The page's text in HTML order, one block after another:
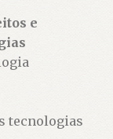
e
tecnologias